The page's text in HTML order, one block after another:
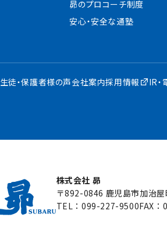
昴のプロコーチ制度
安心・安全な通塾
生徒・保護者様の声会社案内採用情報 IR
株式会社 昴
〒892-0846 鹿児島市加治
TEL： 099-227-9500FAX